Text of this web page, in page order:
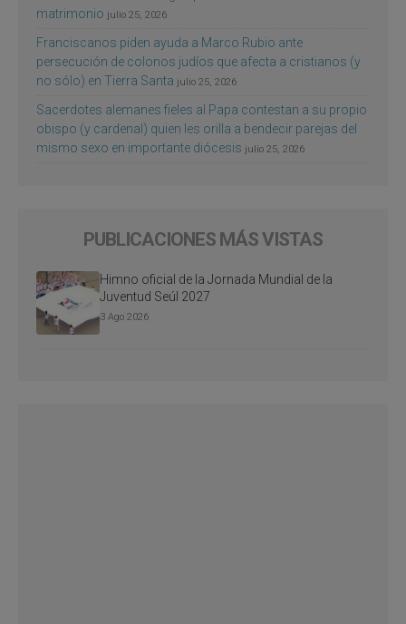
matrimonio julio 25, 2026
Franciscanos piden ayuda a Marco Rubio ante
persecución de colonos judíos que afecta a cristianos (y
no sólo) en Tierra Santa julio 25, 2026
Sacerdotes alemanes fieles al Papa contestan a su propio
obispo (y cardenal) quien les orilla a bendecir parejas del
mismo sexo en importante diócesis julio 25, 2026
PUBLICACIONES MÁS VISTAS
Himno oficial de la Jornada Mundial de la
Juventud Seúl 2027
3 Ago 2026